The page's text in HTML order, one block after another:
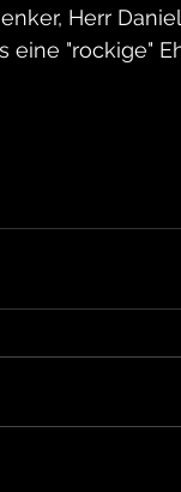
Herr
eine "rockige"